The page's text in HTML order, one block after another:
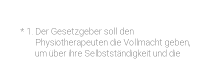
* 1
Der Gesetzgeber soll den
Physiotherapeuten die Vollmacht geben,
um über ihre Selbstständigkeit und die
(Erforderlich.)